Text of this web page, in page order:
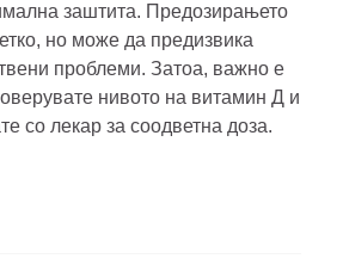
заштита. Предозирањето
но може да предизвика
проблеми. Затоа, важно е
нивото на витамин Д и
со лекар за соодветна доза.